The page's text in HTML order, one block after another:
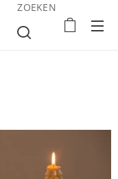
ZOEKEN